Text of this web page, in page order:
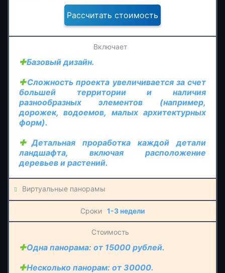
Укажите контакты для отправки
расчета стоимости
(Whatsapp/Telegram/E-mail)
Даюсогласие наобработку персональных данных
Базовый дизайн.
Сложность проекта увеличивается за счет
большей территории и наличия
разнообразных элементов (например,
дорожек, водоемов, малых архитектурных
форм).
Детальная проработка каждой детали
ландшафта, включая расположение
деревьев и растений.
Виртуальные панорамы
1-3 недели
Одна панорама: от 15000 рублей.
Несколько панорам: от 30000.